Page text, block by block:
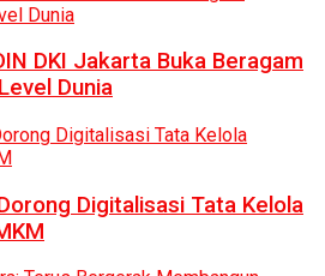
DKI Jakarta Buka Beragam
Dunia
Digitalisasi Tata Kelola